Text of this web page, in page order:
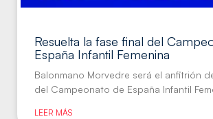
Resuelta la fase final del
España Infantil Femenina
Balonmano Morvedre será el anfitrión
del Campeonato de España Infantil
LEER MÁS